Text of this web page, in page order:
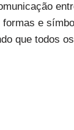
e
que todos